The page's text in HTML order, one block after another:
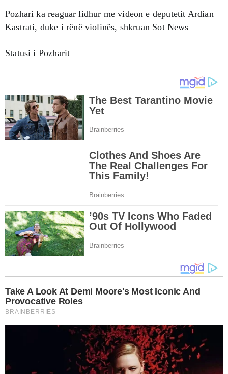
Pozhari ka reaguar lidhur me videon e deputetit Ardian
Kastrati, duke i rënë violinës, shkruan Sot News
Statusi i Pozharit